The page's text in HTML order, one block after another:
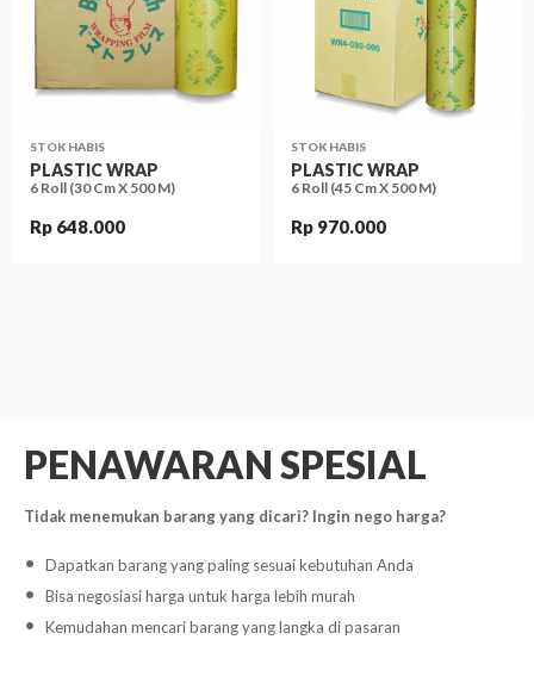
STOK HABIS
PLASTIC WRAP
6 Roll (30 Cm X 500 M)
Rp 648.000
STOK HABIS
PLASTIC WRAP
6 Roll (45 Cm X 500 M)
Rp 970.000
PENAWARAN SPESIAL
Tidak menemukan barang yang dicari? Ingin nego harga?
Dapatkan barang yang paling sesuai kebutuhan Anda
Bisa negosiasi harga untuk harga lebih murah
Kemudahan mencari barang yang langka di pasaran